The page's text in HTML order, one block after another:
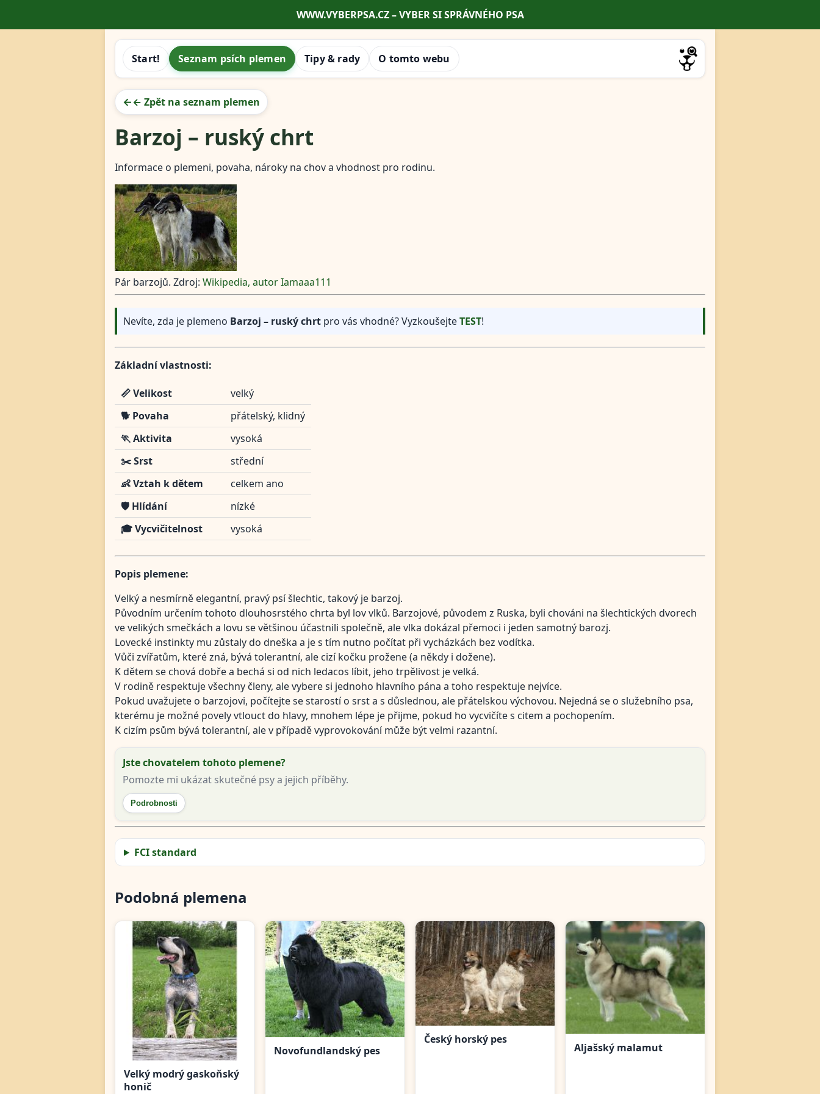
WWW.VYBERPSA.CZ – VYBER SI SPRÁVNÉHO PSA
Start! Seznam psích plemen Tipy & rady O tomto webu
← Zpět na seznam plemen
Barzoj – ruský chrt
Informace o plemeni, povaha, nároky na chov a vhodnost pro rodinu.
Pár barzojů. Zdroj: Wikipedia, autor Iamaaa111
Nevíte, zda je plemeno Barzoj – ruský chrt pro vás vhodné? VyzkoušejteTEST!
Základní vlastnosti:
📏 Velikost
velký
🐕 Povaha
přátelský, klidný
🏃 Aktivita
vysoká
✂️ Srst
střední
👶 Vztah k dětem
celkem ano
🛡️ Hlídání
nízké
🎓 Vycvičitelnost
vysoká
Popis plemene:
Velký a nesmírně elegantní, pravý psí šlechtic, takový je barzoj.
Původním určením tohoto dlouhosrstého chrta byl lov vlků. Barzojové, původem z Ruska, byli chováni na šlechtických dvorech
ve velikých smečkách a lovu se většinou účastnili společně, ale vlka dokázal přemoci i jeden samotný barozj.
Lovecké instinkty mu zůstaly do dneška a je s tím nutno počítat při vycházkách bez vodítka.
Vůči zvířatům, které zná, bývá tolerantní, ale cizí kočku prožene (a někdy i dožene).
K dětem se chová dobře a bechá si od nich ledacos líbit, jeho trpělivost je velká.
V rodině respektuje všechny členy, ale vybere si jednoho hlavního pána a toho respektuje nejvíce.
Pokud uvažujete o barzojovi, počítejte se starostí o srst a s důslednou, ale přátelskou výchovou. Nejedná se o služebního psa,
kterému je možné povely vtlouct do hlavy, mnohem lépe je přijme, pokud ho vycvičíte s citem a pochopením.
K cizím psům bývá tolerantní, ale v případě vyprovokování může být velmi razantní.
Jste chovatelem tohoto plemene?
Pomozte mi ukázat skutečné psy a jejich příběhy.
Podrobnosti
FCI standard
Podobná plemena
Velký modrý gaskoňský
honič
Novofundlandský pes
Český horský pes
Aljašský malamut